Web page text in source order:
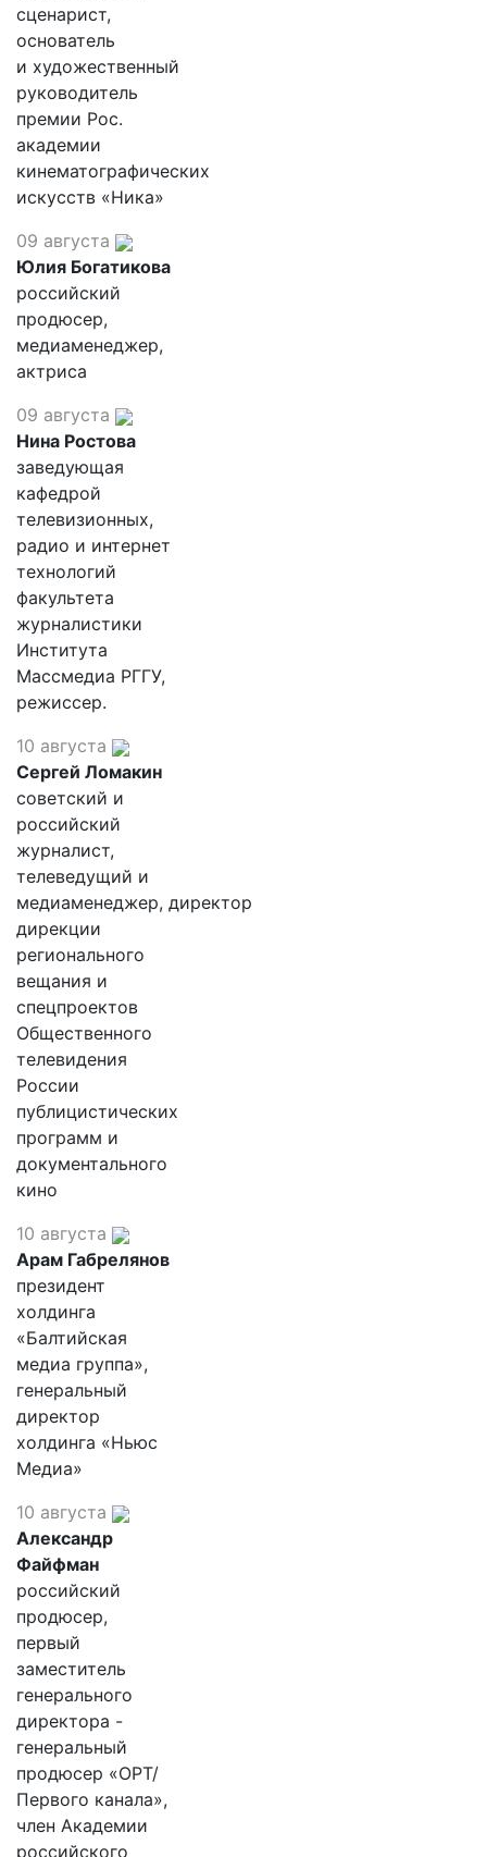
сценарист,
основатель
и художественный
руководитель
премии Рос.
академии
кинематографических
искусств «Ника»
09 августа
Юлия Богатикова
российский
продюсер,
медиаменеджер,
актриса
09 августа
Нина Ростова
заведующая
кафедрой
телевизионных,
радио и интернет
технологий
факультета
журналистики
Института
Массмедиа РГГУ,
режиссер.
10 августа
Сергей Ломакин
советский и
российский
журналист,
телеведущий и
медиаменеджер, директор
дирекции
регионального
вещания и
спецпроектов
Общественного
телевидения
России
публицистических
программ и
документального
кино
10 августа
Арам Габрелянов
президент
холдинга
«Балтийская
медиа группа»,
генеральный
директор
холдинга «Ньюс
Медиа»
10 августа
Александр
Файфман
российский
продюсер,
первый
заместитель
генерального
директора -
генеральный
продюсер «ОРТ/
Первого канала»,
член Академии
российского